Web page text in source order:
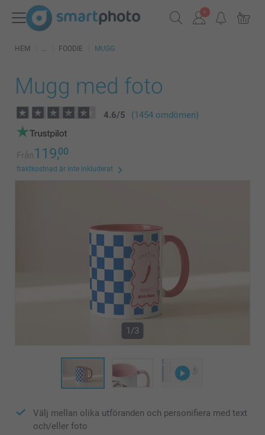
HEM FOODIE MUGG
Mugg med foto
4.6/5 (1454 omdömen)
Från119,00
fraktkostnad är inte inkluderat
1/3
Välj mellan olika utföranden och personifiera med text
och/eller foto